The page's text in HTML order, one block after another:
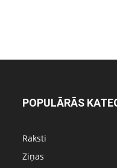
POPULĀRĀS
Raksti
Ziņas